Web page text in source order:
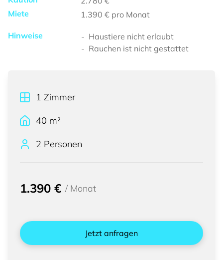
Miete
1.390 € pro Monat
Hinweise
Haustiere nicht erlaubt
Rauchen ist nicht gestattet
1 Zimmer
40 m²
2 Personen
1.390 € / Monat
Jetzt anfragen